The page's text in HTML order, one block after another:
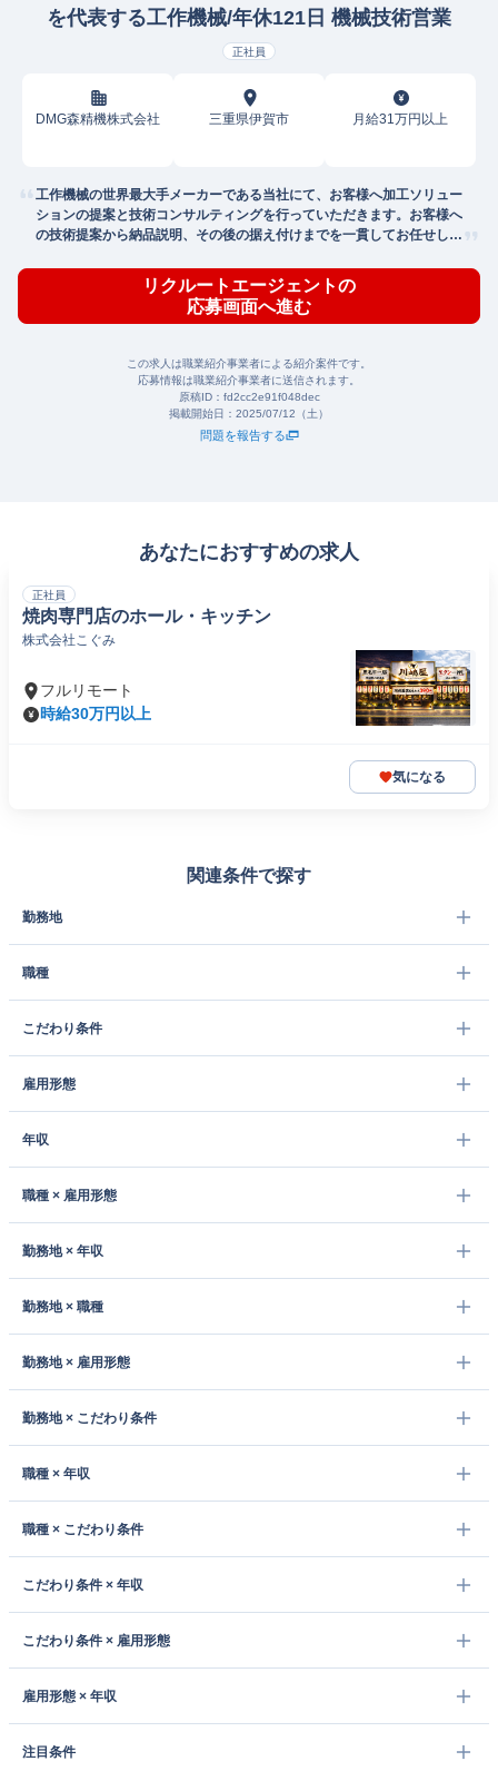
を代表する工作機械/年休121日 機械技術営業
正社員
DMG森精機株式会社 三重県伊賀市 月給31万円以上
工作機械の世界最大手メーカーである当社にて、お客様へ加工ソリュー
ションの提案と技術コンサルティングを行っていただきます。お客様へ
の技術提案から納品説明、その後の据え付けまでを一貫してお任せしま
リクルートエージェントの
応募画面へ進む
この求人は職業紹介事業者による紹介案件です。
応募情報は職業紹介事業者に送信されます。
原稿ID： fd2cc2e91f048dec
掲載開始日： 2025/07/12（土）
問題を報告する
あなたにおすすめの求人
正社員
焼肉専門店のホール・キッチン
株式会社こぐみ
フルリモート
時給30万円以上
気になる
関連条件で探す
勤務地
職種
こだわり条件
雇用形態
年収
職種 × 雇用形態
勤務地 × 年収
勤務地 × 職種
勤務地 × 雇用形態
勤務地 × こだわり条件
職種 × 年収
職種 × こだわり条件
こだわり条件 × 年収
こだわり条件 × 雇用形態
雇用形態 × 年収
注目条件